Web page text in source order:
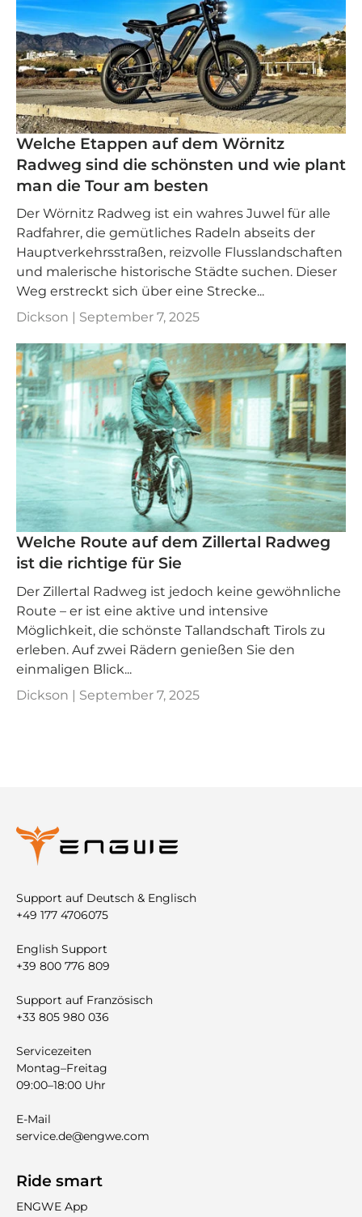
Welche Etappen auf dem Wörnitz
Radweg sind die schönsten und wie plant
man die Tour am besten
Der Wörnitz Radweg ist ein wahres Juwel für alle
Radfahrer, die gemütliches Radeln abseits der
Hauptverkehrsstraßen, reizvolle Flusslandschaften
und malerische historische Städte suchen. Dieser
Weg erstreckt sich über eine Strecke...
Dickson | September 7, 2025
Welche Route auf dem Zillertal Radweg
ist die richtige für Sie
Der Zillertal Radweg ist jedoch keine gewöhnliche
Route – er ist eine aktive und intensive
Möglichkeit, die schönste Tallandschaft Tirols zu
erleben. Auf zwei Rädern genießen Sie den
einmaligen Blick...
Dickson | September 7, 2025
Support auf Deutsch & Englisch
+49 177 4706075
English Support
+39 800 776 809
Support auf Französisch
+33 805 980 036
Servicezeiten
Montag–Freitag
09:00–18:00 Uhr
E-Mail
service.de@engwe.com
Ride smart
ENGWE App